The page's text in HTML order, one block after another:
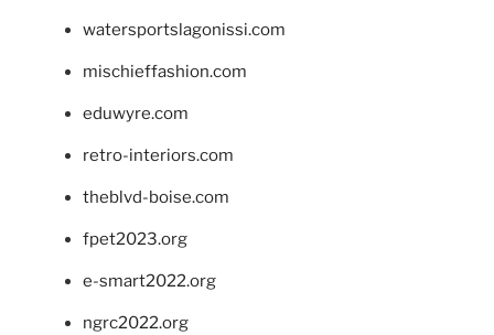
watersportslagonissi.com
mischieffashion.com
eduwyre.com
retro-interiors.com
theblvd-boise.com
fpet2023.org
e-smart2022.org
ngrc2022.org